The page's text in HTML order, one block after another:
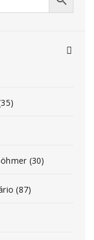
(30)
(87)